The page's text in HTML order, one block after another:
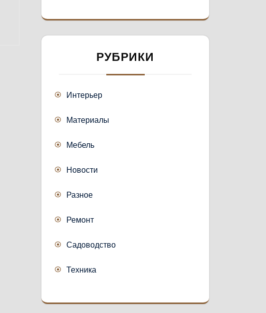
РУБРИКИ
Интерьер
Материалы
Мебель
Новости
Разное
Ремонт
Садоводство
Техника